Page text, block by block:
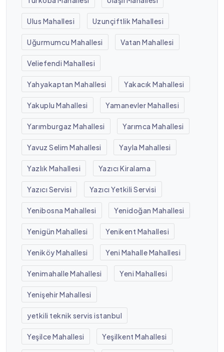
Ulus Mahallesi Uzunçiftlik Mahallesi
Uğurmumcu Mahallesi Vatan Mahallesi
Veliefendi Mahallesi
Yahyakaptan Mahallesi Yakacık Mahallesi
Yakuplu Mahallesi Yamanevler Mahallesi
Yarımburgaz Mahallesi Yarımca Mahallesi
Yavuz Selim Mahallesi Yayla Mahallesi
Yazlık Mahallesi Yazıcı Kiralama
Yazıcı Servisi Yazıcı Yetkili Servisi
Yenibosna Mahallesi Yenidoğan Mahallesi
Yenigün Mahallesi Yenikent Mahallesi
Yeniköy Mahallesi Yeni Mahalle Mahallesi
Yenimahalle Mahallesi Yeni Mahallesi
Yenişehir Mahallesi
yetkili teknik servis istanbul
Yeşilce Mahallesi Yeşilkent Mahallesi